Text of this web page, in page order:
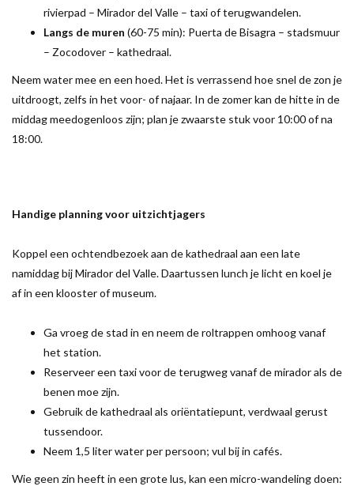
rivierpad – Mirador del Valle – taxi of terugwandelen.
Langs de muren (60-75 min): Puerta de Bisagra – stadsmuur
– Zocodover – kathedraal.
Neem water mee en een hoed. Het is verrassend hoe snel de zon je
uitdroogt, zelfs in het voor- of najaar. In de zomer kan de hitte in de
middag meedogenloos zijn; plan je zwaarste stuk voor 10:00 of na
18:00.
Handige planning voor uitzichtjagers
Koppel een ochtendbezoek aan de kathedraal aan een late
namiddag bij Mirador del Valle. Daartussen lunch je licht en koel je
af in een klooster of museum.
Ga vroeg de stad in en neem de roltrappen omhoog vanaf
het station.
Reserveer een taxi voor de terugweg vanaf de mirador als de
benen moe zijn.
Gebruik de kathedraal als oriëntatiepunt, verdwaal gerust
tussendoor.
Neem 1,5 liter water per persoon; vul bij in cafés.
Wie geen zin heeft in een grote lus, kan een micro-wandeling doen: